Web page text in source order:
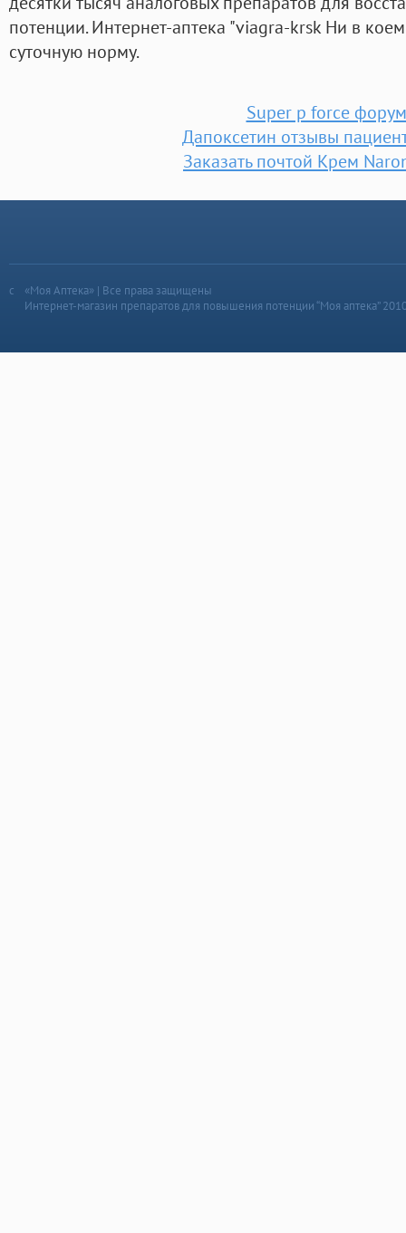
потенции. Интернет-аптека "viagra-krsk Ни в
суточную норму.
Super p force форум
Дапоксетин отзывы
Заказать почтой Крем
«Моя Аптека» | Все права защищены
Интернет-магазин препаратов для повышения потенции “Моя аптека”